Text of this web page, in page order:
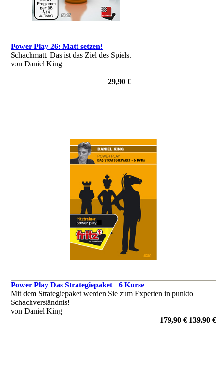
Power Play 26: Matt setzen!
Schachmatt. Das ist das Ziel des Spiels.
von Daniel King
29,90 €
Power Play Das Strategiepaket - 6 Kurse
Mit dem Strategiepaket werden Sie zum Experten in punkto
Schachverständnis!
von Daniel King
179,90 € 139,90 €